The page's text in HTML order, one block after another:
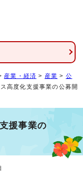
産業・経済 > 産業 > 公
高度化支援事業の公募開
援事業の